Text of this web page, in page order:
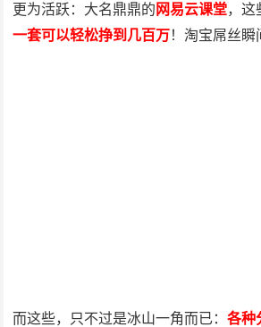
更为活跃：大名鼎鼎的 网易云课堂，这
一套可以轻松挣到几百万！淘宝屌丝
而这些，只不过是冰山一角而已：各种